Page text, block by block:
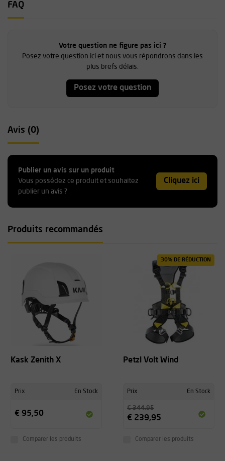
FAQ
Votre question ne figure pas ici ?
Posez votre question ici et nous vous répondrons dans les
plus brefs délais.
Posez votre question
Avis (0)
Publier un avis sur un produit
Vous possédez ce produit et souhaitez
publier un avis ?
Cliquez ici
Produits recommandés
Kask Zenith X
Prix En Stock
€ 95,50
Comparer les produits
30% DE RÉDUCTION
Petzl Volt Wind
Prix En Stock
€ 344,95
€ 239,95
Comparer les produits